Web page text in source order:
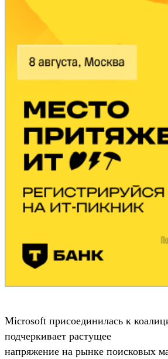
Microsoft присоединилась к
подчеркивает растущее
напряжение на рынке поисковых